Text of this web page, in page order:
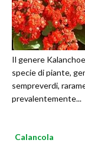
Il genere
specie di piante,
sempreverdi,
prevalentemente...
Calancola